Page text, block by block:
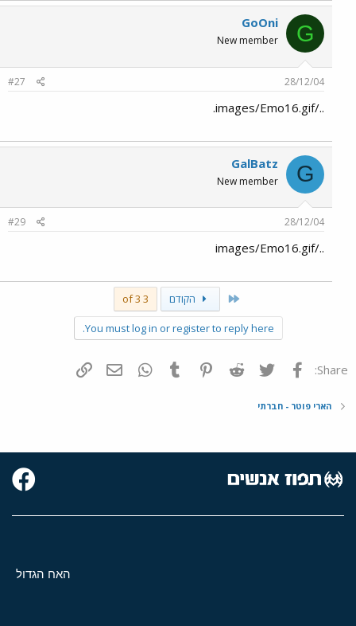
G
GoOni
New member
28/12/04
#27
../images/Emo16.gif.
G
GalBatz
New member
28/12/04
#29
../images/Emo16.gif
First הקודם 3 of 3
You must log in or register to reply here.
Share: פייסבוק Twitter
Reddit
Pinterest
Tumblr
WhatsAppדואר אלקטרוני
הארי פוטר - חברתי
האח הגדול